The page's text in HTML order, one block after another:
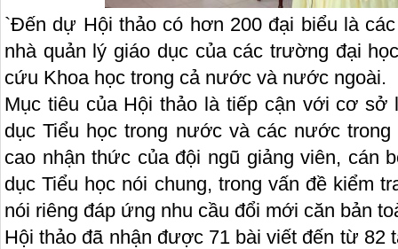
`Đến dự Hội thảo có hơn 200 đại biểu là
nhà quản lý giáo dục của các trường đại
cứu Khoa học trong cả nước và nước ngoài.
Mục tiêu của Hội thảo là tiếp cận với cơ sở
dục Tiểu học trong nước và các nước
cao nhận thức của đội ngũ giảng viên, cán
dục Tiểu học nói chung, trong vấn đề kiểm
nói riêng đáp ứng nhu cầu đổi mới căn bản
Hội thảo đã nhận được 71 bài viết đến từ 82